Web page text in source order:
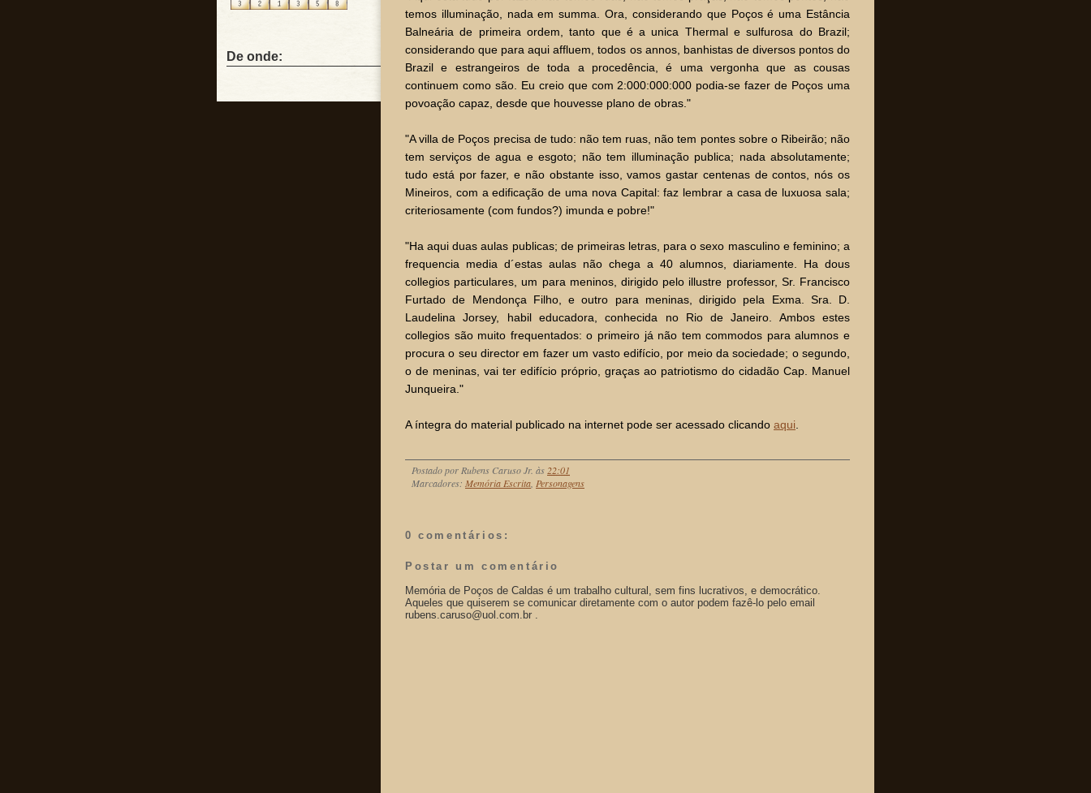
temos illuminação, nada em summa. Ora, considerando que Poços é uma Estância
Balneária de primeira ordem, tanto que é a unica Thermal e sulfurosa do Brazil;
considerando que para aqui affluem, todos os annos, banhistas de diversos pontos do
Brazil e estrangeiros de toda a procedência, é uma vergonha que as cousas
continuem como são. Eu creio que com 2:000:000:000 podia-se fazer de Poços uma
povoação capaz, desde que houvesse plano de obras."
"A villa de Poços precisa de tudo: não tem ruas, não tem pontes sobre o Ribeirão; não
tem serviços de agua e esgoto; não tem illuminação publica; nada absolutamente;
tudo está por fazer, e não obstante isso, vamos gastar centenas de contos, nós os
Mineiros, com a edificação de uma nova Capital: faz lembrar a casa de luxuosa sala;
criteriosamente (com fundos?) imunda e pobre!"
"Ha aqui duas aulas publicas; de primeiras letras, para o sexo masculino e feminino; a
frequencia media d´estas aulas não chega a 40 alumnos, diariamente. Ha dous
collegios particulares, um para meninos, dirigido pelo illustre professor, Sr. Francisco
Furtado de Mendonça Filho, e outro para meninas, dirigido pela Exma. Sra. D.
Laudelina Jorsey, habil educadora, conhecida no Rio de Janeiro. Ambos estes
collegios são muito frequentados: o primeiro já não tem commodos para alumnos e
procura o seu director em fazer um vasto edifício, por meio da sociedade; o segundo,
o de meninas, vai ter edifício próprio, graças ao patriotismo do cidadão Cap. Manuel
Junqueira."
A íntegra do material publicado na internet pode ser acessado clicando aqui
Postado por Rubens Caruso Jr. às 22:01
Marcadores: Memória Escrita Personagens
0 comentários:
Postar um comentário
Memória de Poços de Caldas é um trabalho cultural, sem fins lucrativos, e democrático.
Aqueles que quiserem se comunicar diretamente com o autor podem fazê-lo pelo email
rubens.caruso@uol.com.br .
De onde: